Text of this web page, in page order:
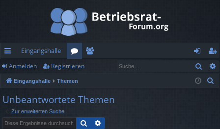
ch
ne
llz
Eingangshalle
or
en
de
r
n
m
eg
ist
Anmelden Registrieren
Eingangshalle Themen
Unbeantwortete Themen
Zur erweiterten Suche
Suche